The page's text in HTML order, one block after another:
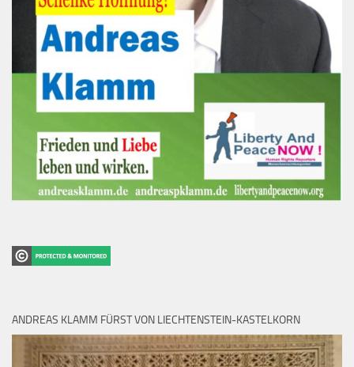
ANDREAS KLAMM FÜRST VON LIECHTENSTEIN-KASTELKORN